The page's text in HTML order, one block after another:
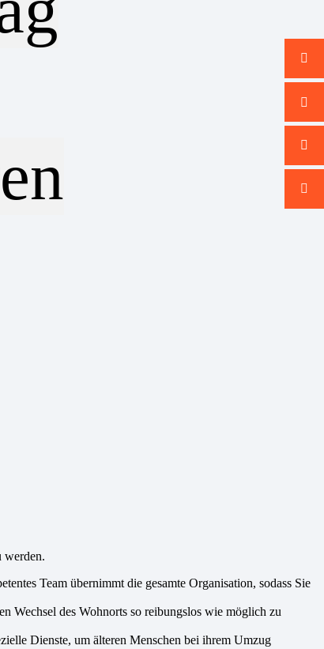
werden.
Team übernimmt die gesamte Organisation, sodass Sie
Wechsel des Wohnorts so reibungslos wie möglich zu
Dienste, um älteren Menschen bei ihrem Umzug